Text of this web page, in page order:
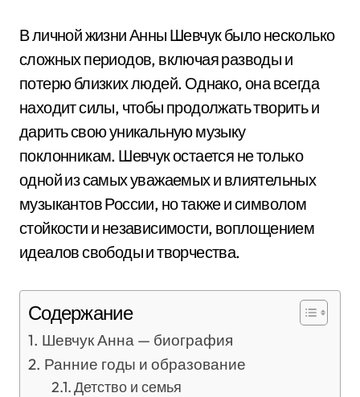
В личной жизни Анны Шевчук было несколько
сложных периодов, включая разводы и
потерю близких людей. Однако, она всегда
находит силы, чтобы продолжать творить и
дарить свою уникальную музыку
поклонникам. Шевчук остается не только
одной из самых уважаемых и влиятельных
музыкантов России, но также и символом
стойкости и независимости, воплощением
идеалов свободы и творчества.
Содержание
Шевчук Анна — биография
Ранние годы и образование
Детство и семья